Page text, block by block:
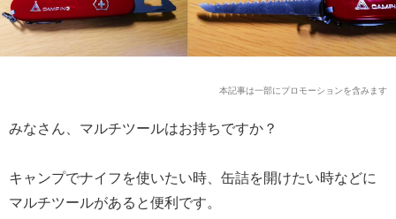
本記事は一部にプロモーションを含みます
みなさん、マルチツールはお持ちですか？
キャンプでナイフを使いたい時、缶詰を開けたい時などに
マルチツールがあると便利です。